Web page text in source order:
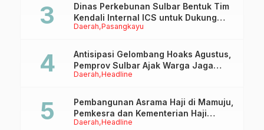
Daerah Pasangkayu
Dinas Perkebunan Sulbar Bentuk Tim
Kendali Internal ICS untuk Dukung
Sertifikasi ISPO Pekebun di
Daerah Headline
Antisipasi Gelombang Hoaks Agustus,
Pemprov Sulbar Ajak Warga Jaga
Ruang Digital
Daerah Headline
Pembangunan Asrama Haji di Mamuju,
Pemkesra dan Kementerian Haji
Sulbar Tinjau Lokasi